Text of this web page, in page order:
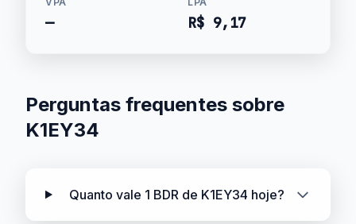
— R$ 9,17
Perguntas frequentes sobre
K1EY34
Quanto vale 1 BDR de K1EY34 hoje?